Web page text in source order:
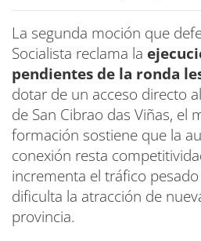
La segunda moción que
Socialista reclama la
pendientes de la ronda
dotar de un acceso directo
de San Cibrao das Viñas, el
formación sostiene que la
conexión resta
incrementa el tráfico
dificulta la atracción de
provincia.